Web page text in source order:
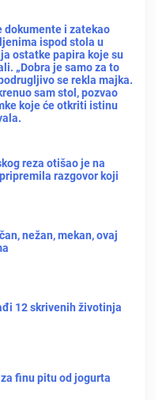
dokumente i zatekao
ispod stola u
ostatke papira koje su
„Dobra je samo za to
se rekla majka.
sam stol, pozvao
koje će otkriti istinu
reza otišao je na
razgovor koji
nežan, mekan, ovaj
12 skrivenih životinja
finu pitu od jogurta